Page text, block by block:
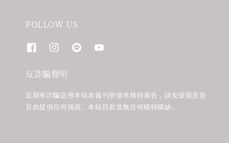
FOLLOW US
反詐騙聲明
近期有詐騙盜用本站名義刊登徵求模特廣告，請女孩留意並
且勿提供任何個資。本站目前並無任何模特職缺。